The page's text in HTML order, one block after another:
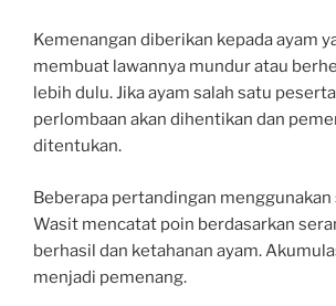
Kemenangan diberikan kepada ayam
membuat lawannya mundur atau
lebih dulu. Jika ayam salah satu
perlombaan akan dihentikan dan
ditentukan.
Beberapa pertandingan
Wasit mencatat poin berdasarkan
berhasil dan ketahanan ayam.
menjadi pemenang.